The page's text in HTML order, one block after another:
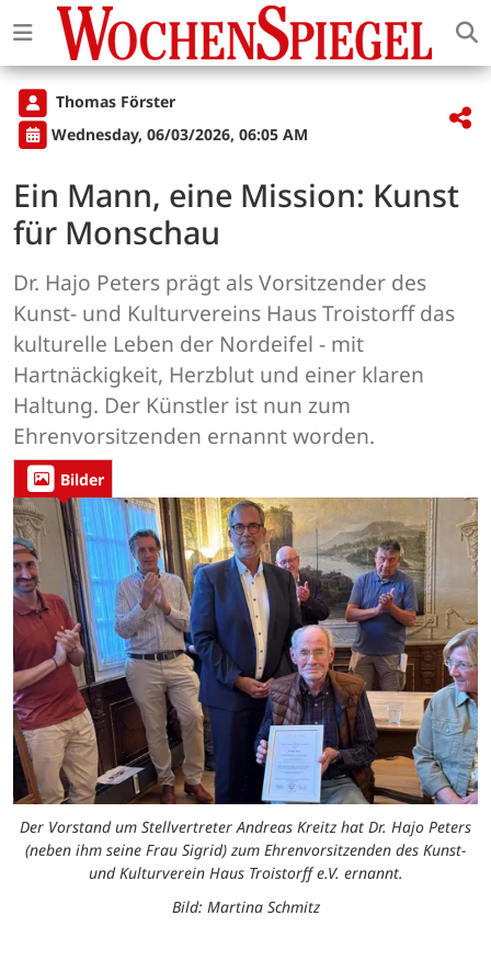
Thomas Förster
Wednesday, 06/03/2026, 06:05 AM
Ein Mann, eine Mission: Kunst
für Monschau
Dr. Hajo Peters prägt als Vorsitzender des
Kunst- und Kulturvereins Haus Troistorff das
kulturelle Leben der Nordeifel - mit
Hartnäckigkeit, Herzblut und einer klaren
Haltung. Der Künstler ist nun zum
Ehrenvorsitzenden ernannt worden.
Bilder
Der Vorstand um Stellvertreter Andreas Kreitz hat Dr. Hajo Peters
(neben ihm seine Frau Sigrid) zum Ehrenvorsitzenden des Kunst-
und Kulturverein Haus Troistorff e.V. ernannt.
Bild: Martina Schmitz